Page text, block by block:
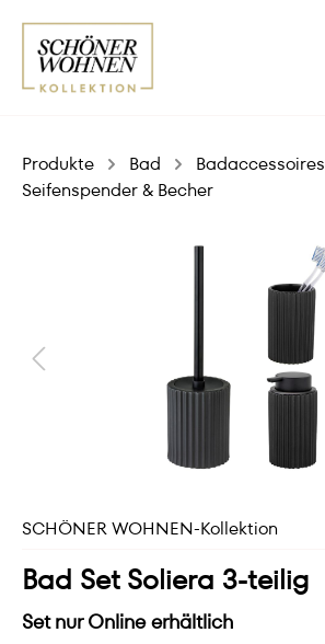
Produkte Bad
Badaccessoires
Seifenspender & Becher
SCHÖNER WOHNEN-Kollektion
Bad Set Soliera 3-teilig
Set nur Online erhältlich